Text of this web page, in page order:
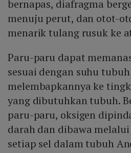
bernapas, diafragma
menuju perut, dan otot-
menarik tulang rusuk ke
Paru-paru dapat
sesuai dengan suhu
melembapkannya ke
yang dibutuhkan tubuh.
paru-paru, oksigen
darah dan dibawa
setiap sel dalam tubuh